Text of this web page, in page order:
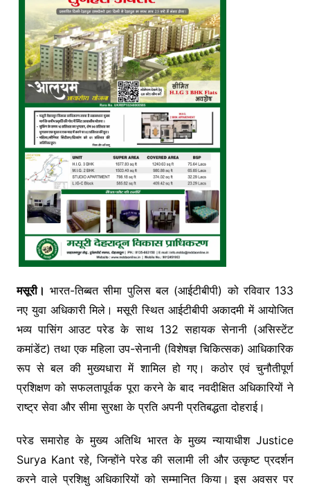
मसूरी। भारत-तिब्बत सीमा पुलिस बल (आईटीबीपी) को रविवार 133
नए युवा अधिकारी मिले। मसूरी स्थित आईटीबीपी अकादमी में आयोजित
भव्य पासिंग आउट परेड के साथ 132 सहायक सेनानी (असिस्टेंट
कमांडेंट) तथा एक महिला उप-सेनानी (विशेषज्ञ चिकित्सक) आधिकारिक
रूप से बल की मुख्यधारा में शामिल हो गए। कठोर एवं चुनौतीपूर्ण
प्रशिक्षण को सफलतापूर्वक पूरा करने के बाद नवदीक्षित अधिकारियों ने
राष्ट्र सेवा और सीमा सुरक्षा के प्रति अपनी प्रतिबद्धता दोहराई।
परेड समारोह के मुख्य अतिथि भारत के मुख्य न्यायाधीश Justice
Surya Kant रहे, जिन्होंने परेड की सलामी ली और उत्कृष्ट प्रदर्शन
करने वाले प्रशिक्षु अधिकारियों को सम्मानित किया। इस अवसर पर